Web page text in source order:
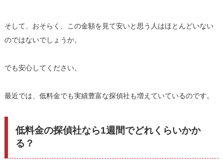
そして、おそらく、この金額を見て安いと思う人はほとんどいない
のではないでしょうか。
でも安心してください。
最近では、低料金でも実績豊富な探偵社も増えていているのです。
低料金の探偵社なら1週間でどれくらいかか
る？